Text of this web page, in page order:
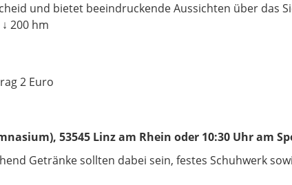
und bietet beeindruckende Aussichten über das
200 hm
2 Euro
53545 Linz am Rhein oder 10:30 Uhr am
Getränke sollten dabei sein, festes Schuhwerk